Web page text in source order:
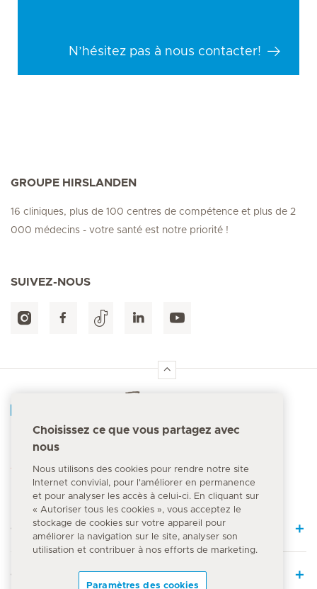
N’hésitez pas à nous contacter!
GROUPE HIRSLANDEN
16 cliniques, plus de 100 centres de compétence et plus de 2
000 médecins - votre santé est notre priorité !
SUIVEZ-NOUS
Numéro d'urgence
144
Quick Links
Offre médicale
Choisissez ce que vous partagez avec
nous
Nous utilisons des cookies pour rendre notre site
Internet convivial, pour l'améliorer en permanence
et pour analyser les accès à celui-ci. En cliquant sur
« Autoriser tous les cookies », vous acceptez le
stockage de cookies sur votre appareil pour
améliorer la navigation sur le site, analyser son
utilisation et contribuer à nos efforts de marketing.
Paramètres des cookies